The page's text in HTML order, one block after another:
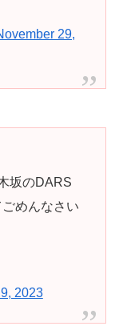
29,
坂のDARS
めんなさい
2023